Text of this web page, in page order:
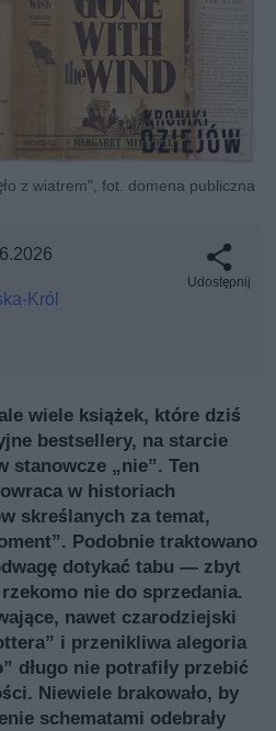
z wiatrem", fot. domena publiczna
Król
Udostępnij
wiele książek, które dziś
bestsellery, na starcie
stanowcze „nie”. Ten
w historiach
skreślanych za temat,
Podobnie traktowano
dotykać tabu — zbyt
nie do sprzedania.
nawet czarodziejski
i przenikliwa alegoria
długo nie potrafiły przebić
Niewiele brakowało, by
schematami odebrały